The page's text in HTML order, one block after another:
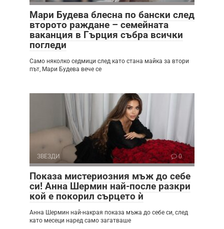
Мари Будева блесна по бански след
второто раждане – семейната
ваканция в Гърция събра всички
погледи
Само няколко седмици след като стана майка за втори
път, Мари Будева вече се
ЗВЕЗДИ 0
Показа мистериозния мъж до себе
си! Анна Шермин най-после разкри
кой е покорил сърцето ѝ
Анна Шермин най-накрая показа мъжа до себе си, след
като месеци наред само загатваше